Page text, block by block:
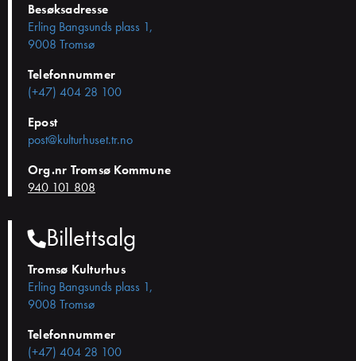
Besøksadresse
Erling Bangsunds plass 1,
9008 Tromsø
Telefonnummer
(+47) 404 28 100
Epost
post@kulturhuset.tr.no
Org.nr Tromsø Kommune
940 101 808
Billettsalg
Tromsø Kulturhus
Erling Bangsunds plass 1,
9008 Tromsø
Telefonnummer
(+47) 404 28 100